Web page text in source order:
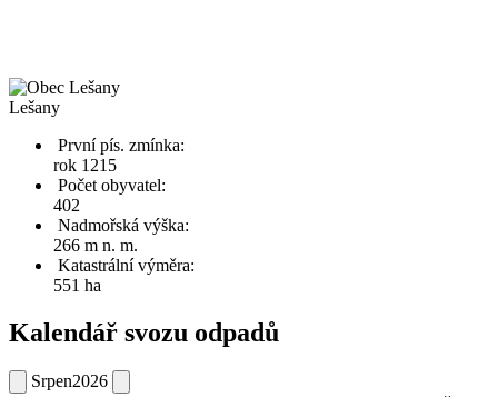
Lešany
První pís. zmínka:
rok 1215
Počet obyvatel:
402
Nadmořská výška:
266 m n. m.
Katastrální výměra:
551 ha
Kalendář svozu odpadů
Srpen2026